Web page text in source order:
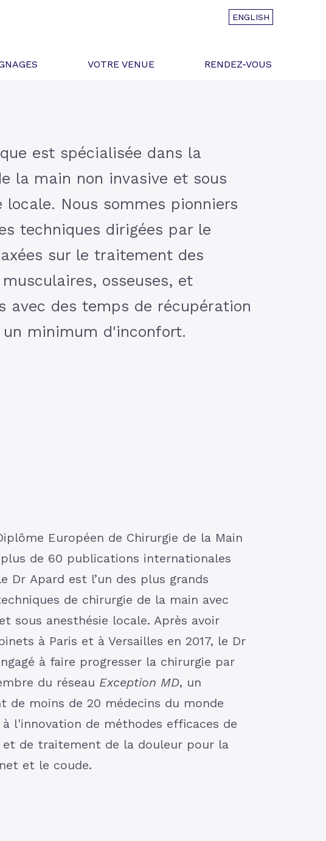
ENGLISH
VOTRE VENUE RENDEZ-VOUS
est spécialisée dans la
la main non invasive et sous
locale. Nous sommes pionniers
techniques dirigées par le
sur le traitement des
osseuses, et
avec des temps de récupération
minimum d'inconfort.
Européen de Chirurgie de la Main
de 60 publications internationales
Dr Apard est l’un des plus grands
de chirurgie de la main avec
sous anesthésie locale. Après avoir
à Paris et à Versailles en 2017, le Dr
à faire progresser la chirurgie par
du réseau Exception MD, un
de moins de 20 médecins du monde
l'innovation de méthodes efficaces de
et de traitement de la douleur pour la
et le coude.